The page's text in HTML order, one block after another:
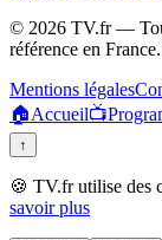
© 2026 TV.fr —
référence en
Mentions légales
🏠Accueil📺
↑
🍪 TV.fr utilise des
savoir plus